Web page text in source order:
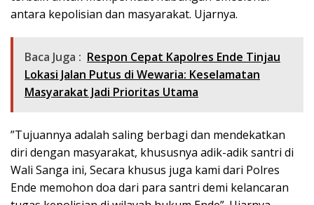
antara kepolisian dan masyarakat. Ujarnya.
Baca Juga : Respon Cepat ​Kapolres Ende Tinjau
Lokasi Jalan Putus di Wewaria: Keselamatan
Masyarakat Jadi Prioritas Utama
​”Tujuannya adalah saling berbagi dan mendekatkan
diri dengan masyarakat, khususnya adik-adik santri di
Wali Sanga ini, Secara khusus juga kami dari Polres
Ende memohon doa dari para santri demi kelancaran